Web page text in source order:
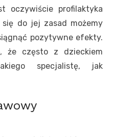
oczywiście profilaktyka
do jej zasad możemy
pozytywne efekty.
że często z dzieckiem
specjalistę, jak